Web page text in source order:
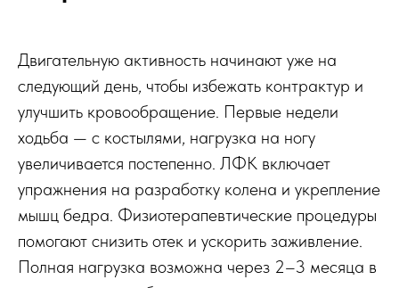
Двигательную активность начинают уже на
следующий день, чтобы избежать контрактур и
улучшить кровообращение. Первые недели
ходьба — с костылями, нагрузка на ногу
увеличивается постепенно. ЛФК включает
упражнения на разработку колена и укрепление
мышц бедра. Физиотерапевтические процедуры
помогают снизить отек и ускорить заживление.
Полная нагрузка возможна через 2–3 месяца в